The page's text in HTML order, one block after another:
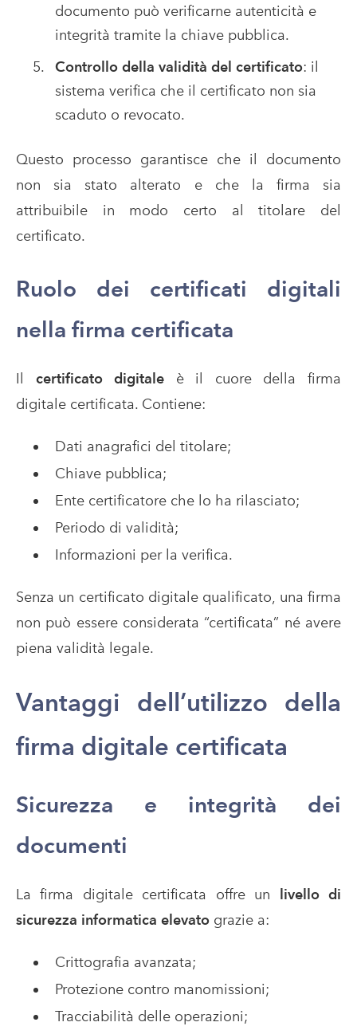
documento può verificarne autenticità e
integrità tramite la chiave pubblica.
Controllo della validità del certificato: il
sistema verifica che il certificato non sia
scaduto o revocato.
Questo processo garantisce che il documento
non sia stato alterato e che la firma sia
attribuibile in modo certo al titolare del
certificato.
Ruolo dei certificati digitali
nella firma certificata
Il certificato digitale è il cuore della firma
digitale certificata. Contiene:
Dati anagrafici del titolare;
Chiave pubblica;
Ente certificatore che lo ha rilasciato;
Periodo di validità;
Informazioni per la verifica.
Senza un certificato digitale qualificato, una firma
non può essere considerata “certificata” né avere
piena validità legale.
Vantaggi dell’utilizzo della
firma digitale certificata
Sicurezza e integrità dei
documenti
La firma digitale certificata offre un
livello di
sicurezza informatica elevato grazie a:
Crittografia avanzata;
Protezione contro manomissioni;
Tracciabilità delle operazioni;